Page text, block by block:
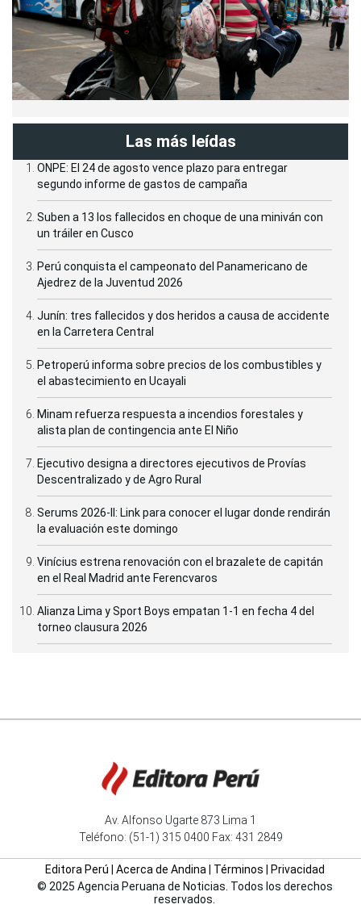
Las más leídas
ONPE: El 24 de agosto vence plazo para entregar
segundo informe de gastos de campaña
Suben a 13 los fallecidos en choque de una miniván con
un tráiler en Cusco
Perú conquista el campeonato del Panamericano de
Ajedrez de la Juventud 2026
Junín: tres fallecidos y dos heridos a causa de accidente
en la Carretera Central
Petroperú informa sobre precios de los combustibles y
el abastecimiento en Ucayali
Minam refuerza respuesta a incendios forestales y
alista plan de contingencia ante El Niño
Ejecutivo designa a directores ejecutivos de Provías
Descentralizado y de Agro Rural
Serums 2026-II: Link para conocer el lugar donde rendirán
la evaluación este domingo
Vinícius estrena renovación con el brazalete de capitán
en el Real Madrid ante Ferencvaros
Alianza Lima y Sport Boys empatan 1-1 en fecha 4 del
torneo clausura 2026
Av. Alfonso Ugarte 873 Lima 1
Teléfono: (51-1) 315 0400 Fax: 431 2849
Editora Perú Acerca de Andina Términos
Privacidad
© 2025 Agencia Peruana de Noticias. Todos los derechos
reservados.